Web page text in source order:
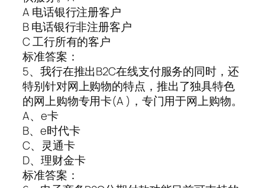
A 电话银行注册客户
B 电话银行非注册客户
C 工行所有的客户
标准答案：
5、我行在推出B2C在线支付服务的同时，还
特别针对网上购物的特点，推出了独具特色
的网上购物专用卡(A )，专门用于网上购物。
A、e卡
B、e时代卡
C、灵通卡
D、理财金卡
标准答案：